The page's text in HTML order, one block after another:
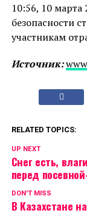
10:56, 10
безопасности
участникам
Источник:
RELATED TOPICS:
UP NEXT
Снег есть,
перед
DON'T MISS
В Казахстане